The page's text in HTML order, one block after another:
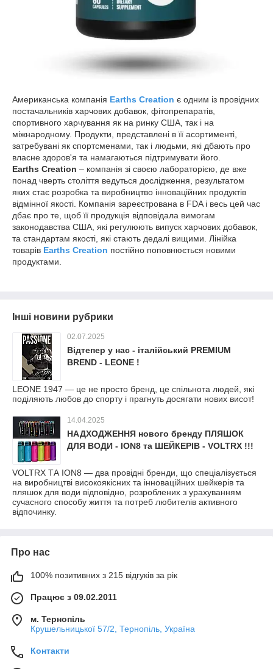
Американська компанія Earths Creation є одним із провідних
постачальників харчових добавок, фітопрепаратів,
спортивного харчування як на ринку США, так і на
міжнародному. Продукти, представлені в її асортименті,
затребувані як спортсменами, так і людьми, які дбають про
власне здоров'я та намагаються підтримувати його.
Earths Creation – компанія зі своєю лабораторією, де вже
понад чверть століття ведуться дослідження, результатом
яких стає розробка та виробництво інноваційних продуктів
відмінної якості. Компанія зареєстрована в FDA і весь цей час
дбає про те, щоб її продукція відповідала вимогам
законодавства США, які регулюють випуск харчових добавок,
та стандартам якості, які стають дедалі вищими. Лінійка
товарів Earths Creation постійно поповнюється новими
продуктами.
Інші новини рубрики
02.07.2025
Відтепер у нас - італійський PREMIUM
BREND - LEONE !
LEONE 1947 — це не просто бренд, це спільнота людей, які
поділяють любов до спорту і прагнуть досягати нових висот!
14.04.2025
НАДХОДЖЕННЯ нового бренду ПЛЯШОК
ДЛЯ ВОДИ - ION8 та ШЕЙКЕРІВ - VOLTRX !!!
VOLTRX ТА ION8 — два провідні бренди, що спеціалізується
на виробництві високоякісних та інноваційних шейкерів та
пляшок для води відповідно, розроблених з урахуванням
сучасного способу життя та потреб любителів активного
відпочинку.
Про нас
100% позитивних з 215 відгуків за рік
Працює з 09.02.2011
м. Тернопіль
Крушельницької 57/2, Тернопіль, Україна
Контакти